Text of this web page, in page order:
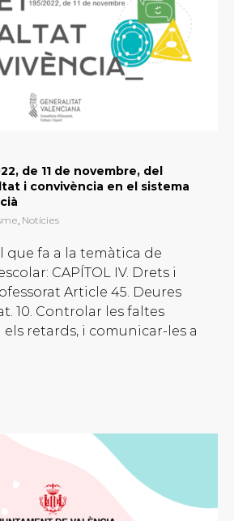
de 11 de novembre, del
i convivència en el sistema
, Notícies
que fa a la temàtica de
CAPÍTOL IV. Drets i
Article 45. Deures
10. Controlar les faltes
els retards, i comunicar-les a